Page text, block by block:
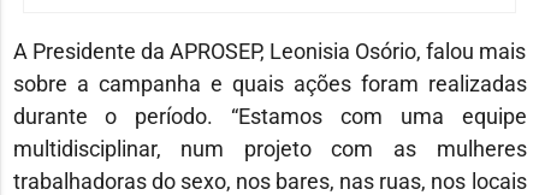
A Presidente da APROSEP, Leonisia Osório, falou mais
sobre a campanha e quais ações foram realizadas
durante o período. “Estamos com uma equipe
multidisciplinar, num projeto com as mulheres
trabalhadoras do sexo, nos bares, nas ruas, nos locais